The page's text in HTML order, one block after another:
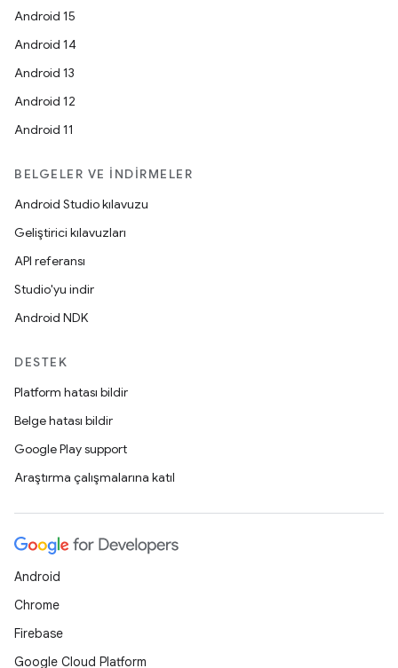
Android 15
Android 14
Android 13
Android 12
Android 11
BELGELER VE İNDIRMELER
Android Studio kılavuzu
Geliştirici kılavuzları
API referansı
Studio'yu indir
Android NDK
DESTEK
Platform hatası bildir
Belge hatası bildir
Google Play support
Araştırma çalışmalarına katıl
Android
Chrome
Firebase
Google Cloud Platform